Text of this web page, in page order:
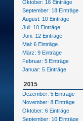
Oktober: 16 Einträge
September: 18 Einträge
August: 10 Einträge
Juli: 10 Einträge
Juni: 12 Einträge
Mai: 6 Einträge
März: 9 Einträge
Februar: 5 Einträge
Januar: 5 Einträge
2015
Dezember: 5 Einträge
November: 8 Einträge
Oktober: 6 Einträge
September: 10 Einträge